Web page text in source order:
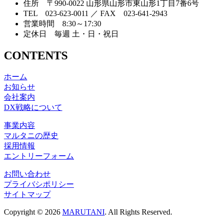
住所 〒990-0022 山形県山形市東山形1丁目7番6号
TEL 023-623-0011 ／ FAX 023-641-2943
営業時間 8:30～17:30
定休日 毎週 土・日・祝日
CONTENTS
ホーム
お知らせ
会社案内
DX戦略について
事業内容
マルタニの歴史
採用情報
エントリーフォーム
お問い合わせ
プライバシポリシー
サイトマップ
Copyright © 2026 MARUTANI. All Rights Reserved.